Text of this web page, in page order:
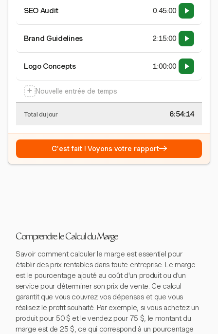
SEO Audit 0:45:00
Brand Guidelines 2:15:00
Logo Concepts 1:00:00
+ Nouvelle entrée de temps
Total du jour 6:54:15
C'est fait ! Voyons votre rapport→
Comprendre le Calcul du Marge
Savoir comment calculer le marge est essentiel pour
établir des prix rentables dans toute entreprise. Le marge
est le pourcentage ajouté au coût d'un produit ou d'un
service pour déterminer son prix de vente. Ce calcul
garantit que vous couvrez vos dépenses et que vous
réalisez le profit souhaité. Par exemple, si vous achetez un
produit pour 50 $ et le vendez pour 75 $, le montant du
marge est de 25 $, ce qui correspond à un pourcentage